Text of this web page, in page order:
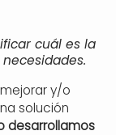
cuál es la
y/o
solución
desarrollamos